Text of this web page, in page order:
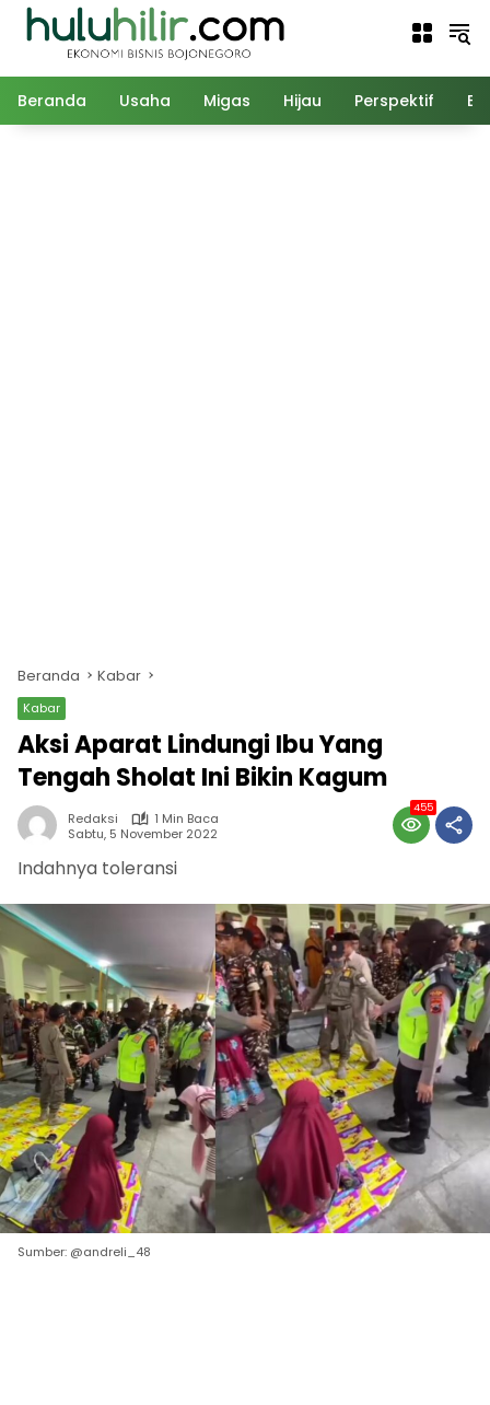
Langsung
Beranda Usaha Migas Hijau Perspektif
Beranda Kabar
Kabar
Aksi Aparat Lindungi Ibu Yang
Tengah Sholat Ini Bikin Kagum
Redaksi
1 Min Baca
Sabtu, 5 November 2022
455
Indahnya toleransi
Sumber: @andreli_48